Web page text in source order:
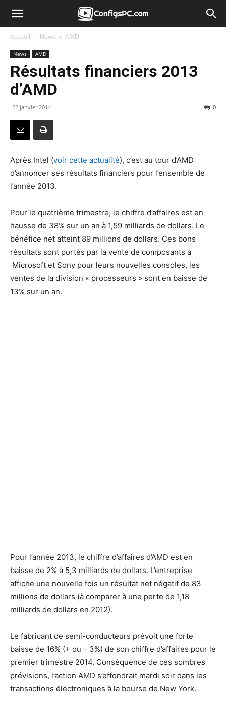
Accueil News AMD
News AMD
Résultats financiers 2013
d’AMD
22 janvier 2014 0
Après Intel (voir cette actualité), c’est au tour d’AMD
d’annoncer ses résultats financiers pour l’ensemble de
l’année 2013.
Pour le quatrième trimestre, le chiffre d’affaires est en
hausse de 38% sur un an à 1,59 milliards de dollars. Le
bénéfice net atteint 89 millions de dollars. Ces bons
résultats sont portés par la vente de composants à
Microsoft et Sony pour leurs nouvelles consoles, les
ventes de la division « processeurs » sont en baisse de
13% sur un an.
Pour l’année 2013, le chiffre d’affaires d’AMD est en
baisse de 2% à 5,3 milliards de dollars. L’entreprise
affiche une nouvelle fois un résultat net négatif de 83
millions de dollars (à comparer à une perte de 1,18
milliards de dollars en 2012).
Le fabricant de semi-conducteurs prévoit une forte
baisse de 16% (+ ou – 3%) de son chiffre d’affaires pour le
premier trimestre 2014. Conséquence de ces sombres
prévisions, l’action AMD s’effondrait mardi soir dans les
transactions électroniques à la bourse de New York.